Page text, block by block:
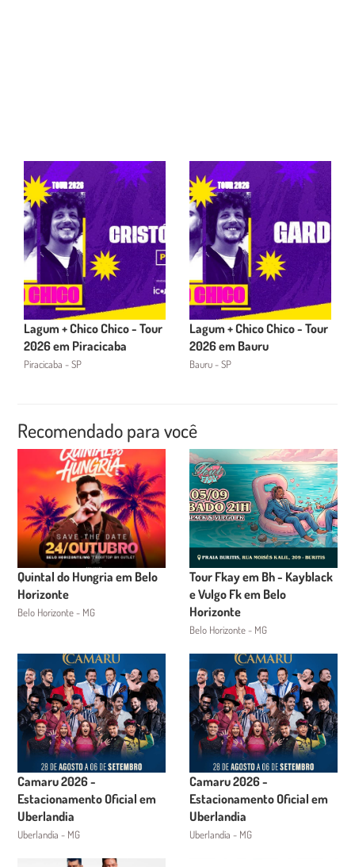
Lagum + Chico Chico - Tour
2026 em Piracicaba
Piracicaba - SP
Lagum + Chico Chico - Tour
2026 em Bauru
Bauru - SP
Recomendado para você
Quintal do Hungria em Belo
Horizonte
Belo Horizonte - MG
Tour Fkay em Bh - Kayblack
e Vulgo Fk em Belo
Horizonte
Belo Horizonte - MG
Camaru 2026 -
Estacionamento Oficial em
Uberlandia
Uberlandia - MG
Camaru 2026 -
Estacionamento Oficial em
Uberlandia
Uberlandia - MG